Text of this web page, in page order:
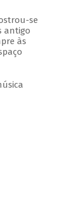
se
antigo
às